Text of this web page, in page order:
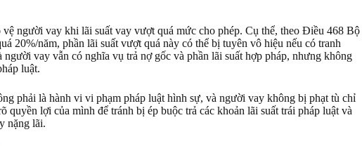
vệ người vay khi lãi suất vay vượt quá mức cho phép. Cụ thể, theo Điều 468 Bộ
20%/năm, phần lãi suất vượt quá này có thể bị tuyên vô hiệu nếu có tranh
vay vẫn có nghĩa vụ trả nợ gốc và phần lãi suất hợp pháp, nhưng không
luật.
phải là hành vi vi phạm pháp luật hình sự, và người vay không bị phạt tù chỉ
lợi của mình để tránh bị ép buộc trả các khoản lãi suất trái pháp luật và
nặng lãi.